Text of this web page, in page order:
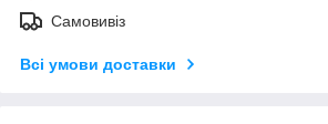
Самовивіз
Всі умови доставки